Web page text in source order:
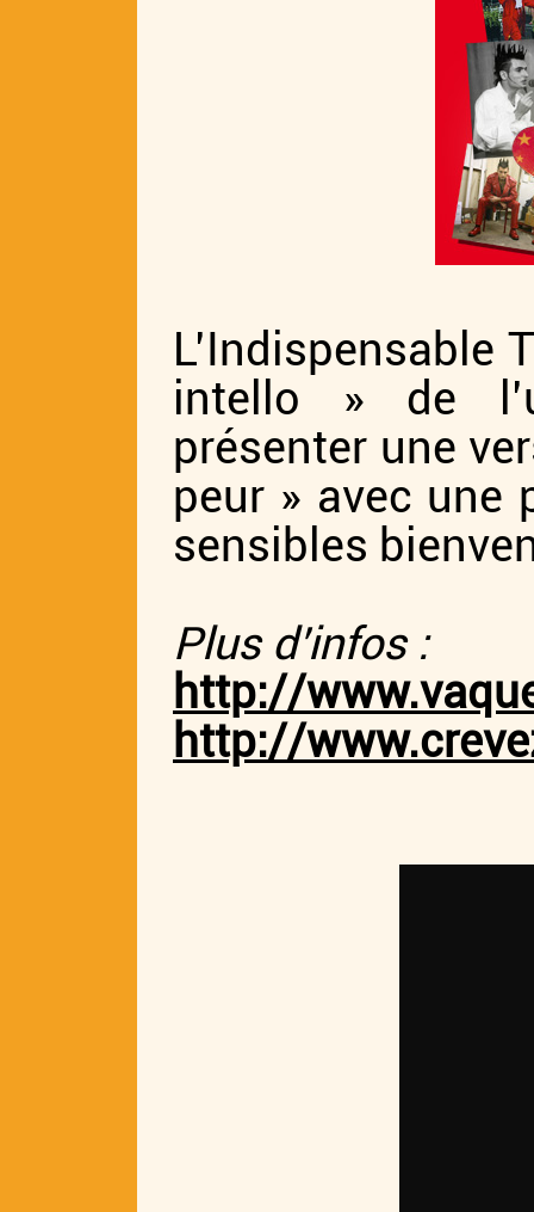
L’Indispensable
intello » de
présenter une
peur » avec une
sensibles
Plus d’infos :
http://
http://